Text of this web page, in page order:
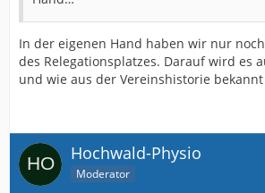
In der eigenen Hand haben wir nur
des Relegationsplatzes. Darauf wird es
und wie aus der Vereinshistorie
Hochwald-Physio
Moderator